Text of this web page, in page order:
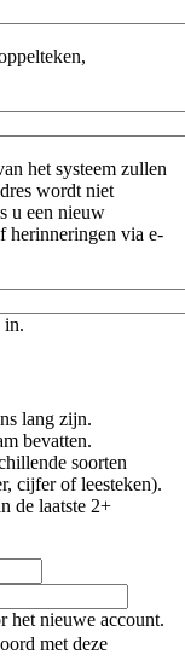
het systeem zullen
wordt niet
u een nieuw
herinneringen via e-
in.
lang zijn.
bevatten.
soorten
cijfer of leesteken).
de laatste 2+
het nieuwe account.
met deze